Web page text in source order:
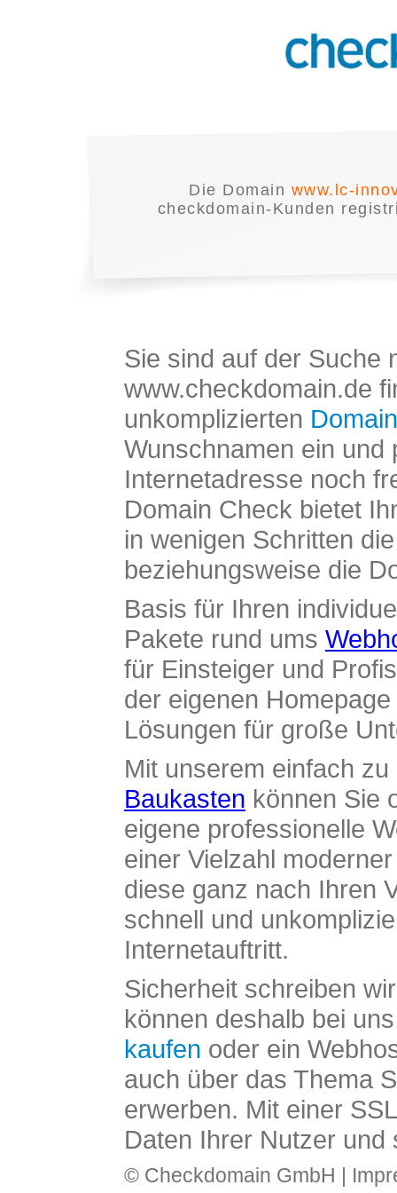
Die Domain www.lc-
checkdomain-Kunden
Sie sind auf der Suche
www.checkdomain.de
unkomplizierten
Wunschnamen ein und
Internetadresse noch
Domain Check bietet
in wenigen Schritten
beziehungsweise die
Basis für Ihren
Pakete rund ums
für Einsteiger und
der eigenen
Lösungen für große
Mit unserem einfach
Baukasten können Sie
eigene professionelle
einer Vielzahl
diese ganz nach Ihren
schnell und
Internetauftritt.
Sicherheit schreiben
können deshalb bei
kaufen oder ein
auch über das Thema
erwerben. Mit einer
Daten Ihrer Nutzer und
© Checkdomain GmbH |